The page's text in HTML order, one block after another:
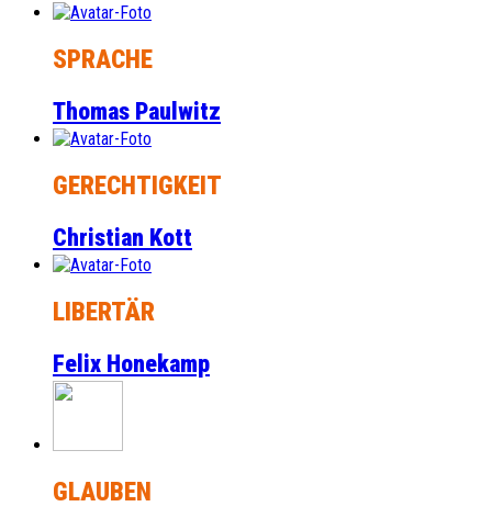
SPRACHE
Thomas Paulwitz
GERECHTIGKEIT
Christian Kott
LIBERTÄR
Felix Honekamp
GLAUBEN